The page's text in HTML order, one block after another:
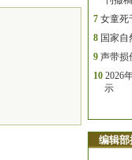
7 女童死
8 国家
9 声带损
10 2026
示
编辑部